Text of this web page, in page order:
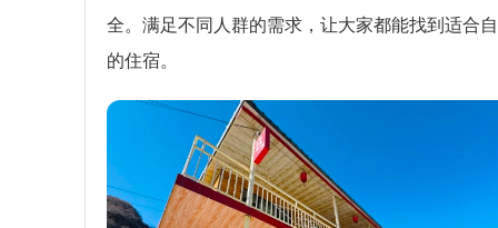
全。满足不同人群的需求，让大家都能找到适合
的住宿。